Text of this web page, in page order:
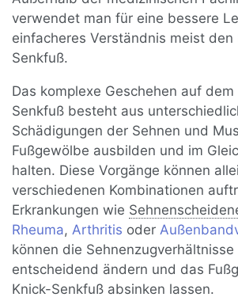
verwendet man für eine bessere
einfacheres Verständnis meist den
Senkfuß.
Das komplexe Geschehen auf dem
Senkfuß besteht aus
Schädigungen der Sehnen und
Fußgewölbe ausbilden und im
halten. Diese Vorgänge können
verschiedenen Kombinationen
Erkrankungen wie
Rheuma, Arthritis oder
können die Sehnenzugverhältnisse
entscheidend ändern und das
Knick-Senkfuß absinken lassen.